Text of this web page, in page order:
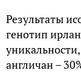
Результаты
генотип
англичан –